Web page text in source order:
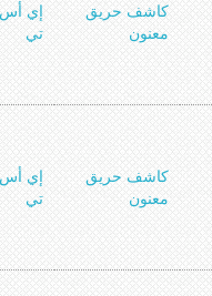
كاشف حريق
معنون
إي أس
تي
كاشف حريق
معنون
إي أس
تي